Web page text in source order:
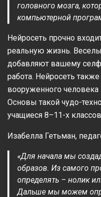
головного мозга,
компьютерной
Нейросеть прочно
реальную жизнь.
добавляют вашему
работа. Нейросеть
вооруженного
Основы такой чудо-
учащиеся 8–11-х
Изабелла Гетьман,
«Для начала мы
образов. Из самого
определять – нолик
Дальше мы можем